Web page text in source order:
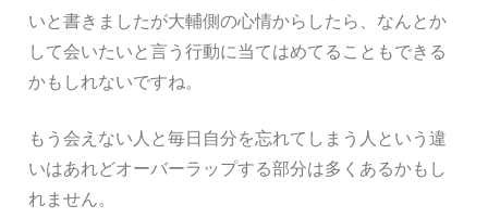
いと書きましたが大輔側の心情からしたら、なんとか
して会いたいと言う行動に当てはめてることもできる
かもしれないですね。
もう会えない人と毎日自分を忘れてしまう人という違
いはあれどオーバーラップする部分は多くあるかもし
れません。